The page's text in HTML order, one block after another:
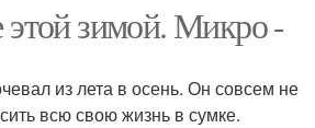
этой зимой. Микро -
из лета в осень. Он совсем не
всю свою жизнь в сумке.